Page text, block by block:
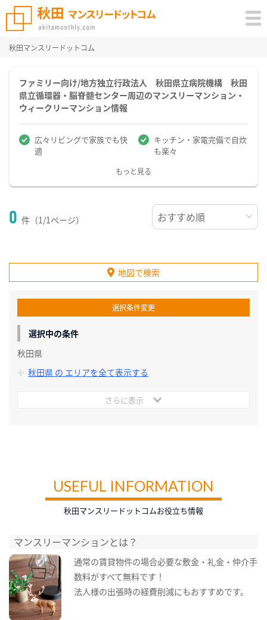
秋田マンスリードットコム
ファミリー向け/地方独立行政法人 秋田県立病院機構 秋田
県立循環器・脳脊髄センター周辺のマンスリーマンション・
ウィークリーマンション情報
広々リビングで家族でも快
適
キッチン・家電完備で自炊
も楽々
もっと見る
0 件（1/1ページ）
地図で検索
選択条件変更
選択中の条件
秋田県
秋田県 の エリアを全て表示する
さらに表示
USEFUL INFORMATION
秋田マンスリードットコムお役立ち情報
マンスリーマンションとは？
通常の賃貸物件の場合必要な敷金・礼金・仲介手
数料がすべて無料です！
法人様の出張時の経費削減にもおすすめです。